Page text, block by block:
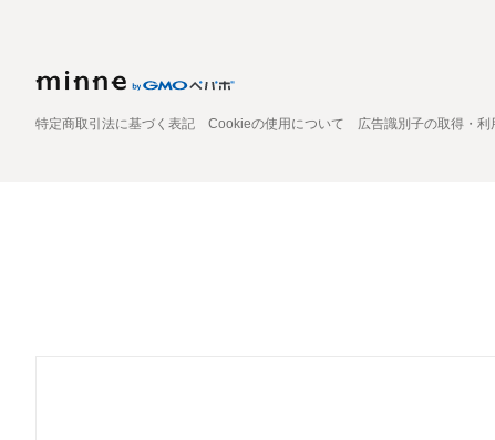
特定商取引法に基づく表記 Cookieの使用について 広告識別子の取得・利